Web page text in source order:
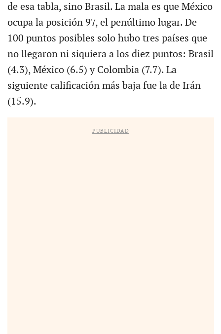
de esa tabla, sino Brasil. La mala es que México
ocupa la posición 97, el penúltimo lugar. De
100 puntos posibles solo hubo tres países que
no llegaron ni siquiera a los diez puntos: Brasil
(4.3), México (6.5) y Colombia (7.7). La
siguiente calificación más baja fue la de Irán
(15.9).
PUBLICIDAD